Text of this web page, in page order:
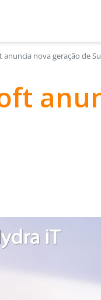
anuncia nova geração de